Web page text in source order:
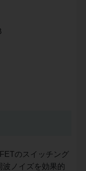
のスイッチング
波ノイズを効果的